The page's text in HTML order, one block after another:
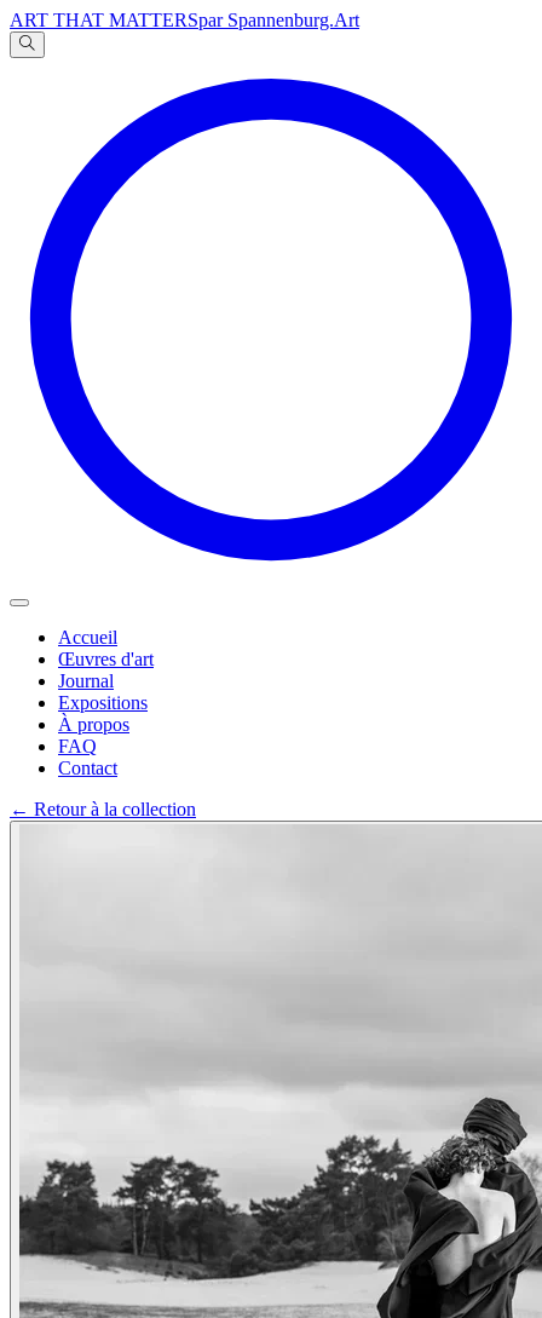
ART THAT MATTERSpar Spannenburg.Art
文
Accueil
Œuvres d'art
Journal
Expositions
À propos
FAQ
Contact
← Retour à la collection